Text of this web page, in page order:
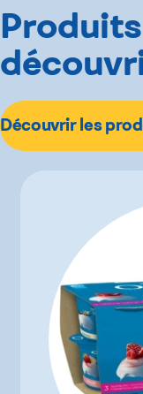
Découvrir les